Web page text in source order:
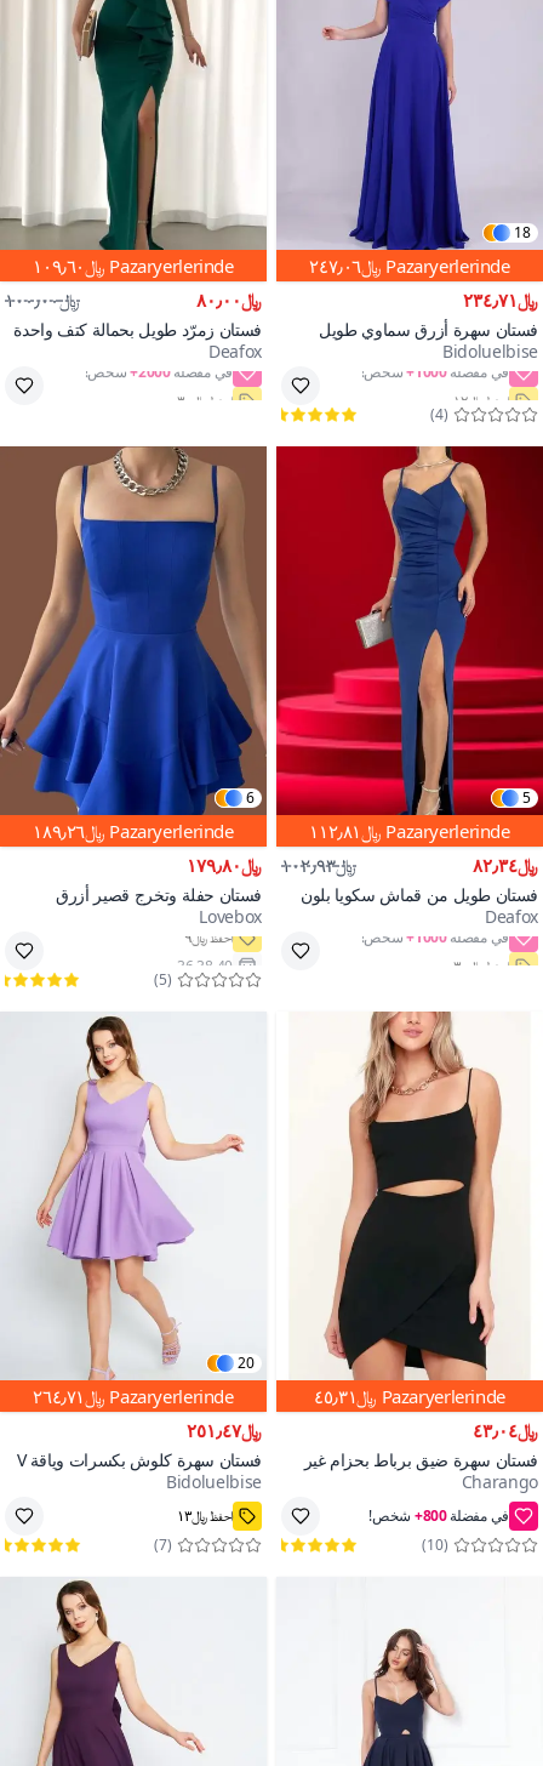
18
Pazaryerlerinde ﷼٢٤٧٫٠٦
﷼٢٣٤٫٧١
فستان سهرة أزرق سماوي طويل
بفتحة رقبة قارب
Bidoluelbise
1000+
احفظ ﷼١٢
(
4
)
Pazaryerlerinde ﷼١٠٩٫٦٠
﷼٨٠٫٠٠
﷼١٠٠٫٠٠
فستان زمرّد طويل بحمالة كتف واحدة
وفتحة مزخرفة من دي فوكس
Deafox
احفظ ﷼٣٠
5
Pazaryerlerinde ﷼١١٢٫٨١
﷼٨٢٫٣٤
﷼١٠٢٫٩٣
فستان طويل من قماش سكويا بلون
أزرق سماوي
Deafox
احفظ ﷼٣٠
6
Pazaryerlerinde ﷼١٨٩٫٢٦
﷼١٧٩٫٨٠
فستان حفلة وتخرج قصير أزرق
بحمالات وحافة متطايرة
Lovebox
36,38,40
(
5
)
Pazaryerlerinde ﷼٤٥٫٣١
﷼٤٣٫٠٤
فستان سهرة ضيق برباط بحزام غير
متماثل بتفاصيل بطن ميني أسود
Charango
قسيمة خصم 5%
(
10
)
20
Pazaryerlerinde ﷼٢٦٤٫٧١
﷼٢٥١٫٤٧
فستان سهرة كلوش بكسرات وياقة V
مزين بأزرار وزخرفة فيونكة على
الظهر مزود بحمالات Leylak Mini
Bidoluelbise
34,36,38,40,42,44,46,48,50,52,54
(
7
)